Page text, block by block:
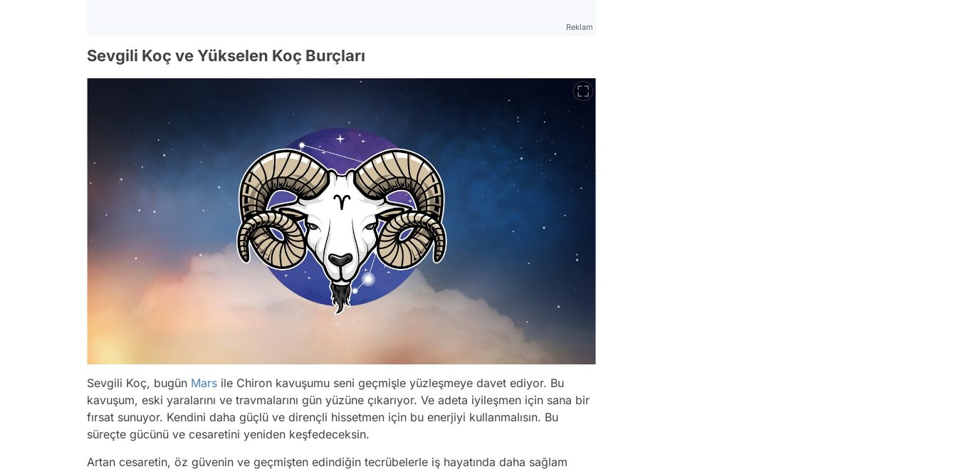
Reklam
Sevgili Koç ve Yükselen Koç Burçları
Sevgili Koç, bugün Mars ile Chiron kavuşumu seni geçmişle yüzleşmeye davet ediyor. Bu
kavuşum, eski yaralarını ve travmalarını gün yüzüne çıkarıyor. Ve adeta iyileşmen için sana bir
fırsat sunuyor. Kendini daha güçlü ve dirençli hissetmen için bu enerjiyi kullanmalısın. Bu
süreçte gücünü ve cesaretini yeniden keşfedeceksin.
Artan cesaretin, öz güvenin ve geçmişten edindiğin tecrübelerle iş hayatında daha sağlam